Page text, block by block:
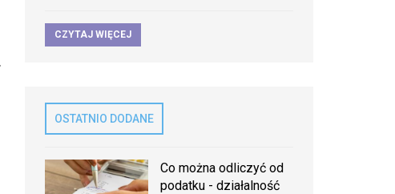
CZYTAJ WIĘCEJ
OSTATNIO DODANE
Co można odliczyć od
podatku - działalność